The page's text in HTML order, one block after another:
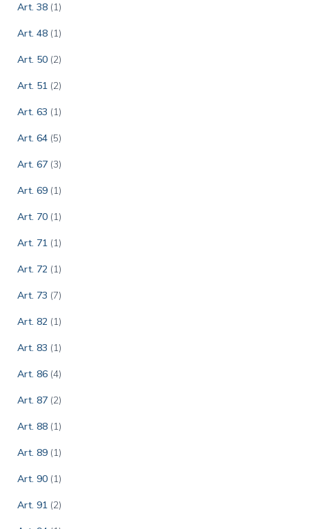
Art. 38 (1)
Art. 48 (1)
Art. 50 (2)
Art. 51 (2)
Art. 63 (1)
Art. 64 (5)
Art. 67 (3)
Art. 69 (1)
Art. 70 (1)
Art. 71 (1)
Art. 72 (1)
Art. 73 (7)
Art. 82 (1)
Art. 83 (1)
Art. 86 (4)
Art. 87 (2)
Art. 88 (1)
Art. 89 (1)
Art. 90 (1)
Art. 91 (2)